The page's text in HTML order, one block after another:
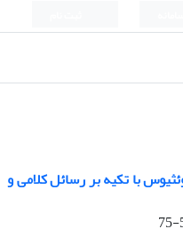
با تکیه بر رسائل کلامی و